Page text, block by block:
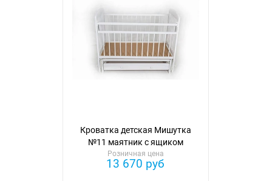
Кроватка детская Мишутка
№11 маятник с ящиком
Розничная цена
13 670 руб